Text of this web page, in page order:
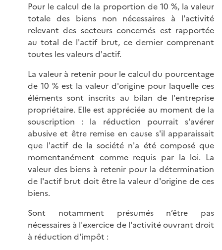
Pour le calcul de la proportion de 10 %, la valeur
totale des biens non nécessaires à l'activité
relevant des secteurs concernés est rapportée
au total de l'actif brut, ce dernier comprenant
toutes les valeurs d'actif.
La valeur à retenir pour le calcul du pourcentage
de 10 % est la valeur d'origine pour laquelle ces
éléments sont inscrits au bilan de l'entreprise
propriétaire. Elle est appréciée au moment de la
souscription : la réduction pourrait s'avérer
abusive et être remise en cause s'il apparaissait
que l'actif de la société n'a été composé que
momentanément comme requis par la loi. La
valeur des biens à retenir pour la détermination
de l'actif brut doit être la valeur d'origine de ces
biens.
Sont notamment présumés n’être pas
nécessaires à l'exercice de l'activité ouvrant droit
à réduction d'impôt :